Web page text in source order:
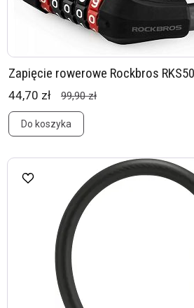
Zapięcie rowerowe Rockbros
44,70 zł 99,90 zł
Do koszyka